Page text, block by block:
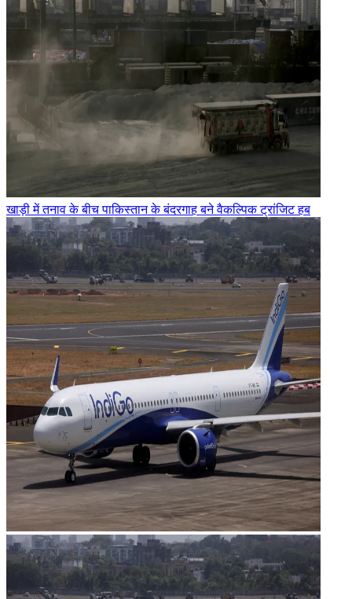
खाड़ी में तनाव के बीच पाकिस्तान के बंदरगाह बने वैकल्पिक ट्रांजिट हब